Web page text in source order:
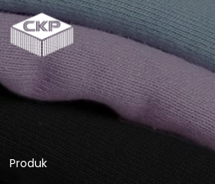
Produk